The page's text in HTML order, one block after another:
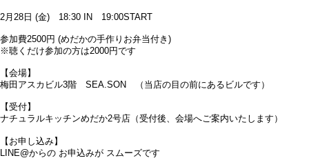
2月28日 (金) 18:30 IN 19:00START
参加費2500円 (めだかの手作りお弁当付き)
※聴くだけ参加の方は2000円です
【会場】
梅田アスカビル3階 SEA.SON （当店の目の前にあるビルです）
【受付】
ナチュラルキッチンめだか2号店（受付後、会場へご案内いたします）
【お申し込み】
LINE@からの お申込みが スムーズです